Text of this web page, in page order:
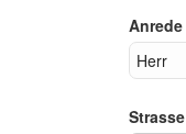
Anrede
Strasse